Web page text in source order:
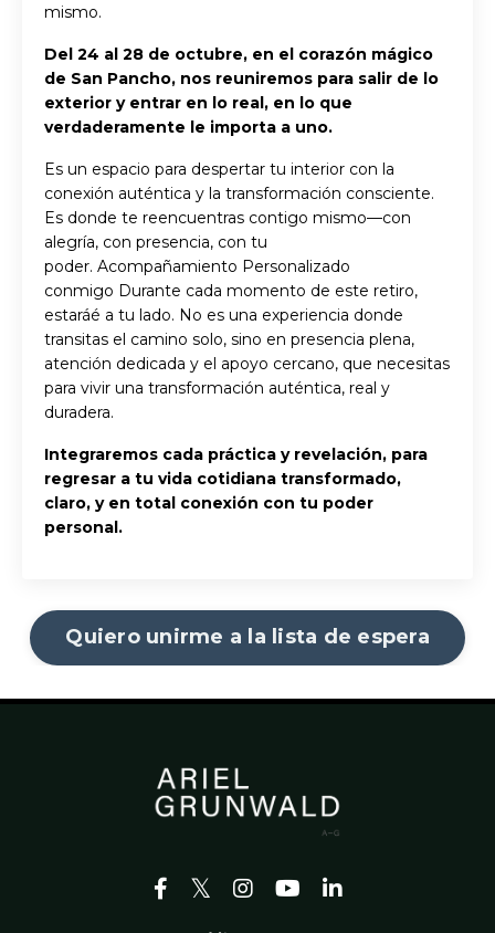
mismo.
Del 24 al 28 de octubre, en el corazón mágico
de San Pancho, nos reuniremos para salir de lo
exterior y entrar en lo real, en lo que
verdaderamente le importa a uno.
Es un espacio para despertar tu interior con la
conexión auténtica y la transformación consciente.
Es donde te reencuentras contigo mismo—con
alegría, con presencia, con tu
poder. Acompañamiento Personalizado
conmigo Durante cada momento de este retiro,
estaráé a tu lado. No es una experiencia donde
transitas el camino solo, sino en presencia plena,
atención dedicada y el apoyo cercano, que necesitas
para vivir una transformación auténtica, real y
duradera.
Integraremos cada práctica y revelación, para
regresar a tu vida cotidiana transformado,
claro, y en total conexión con tu poder
personal.
Quiero unirme a la lista de espera